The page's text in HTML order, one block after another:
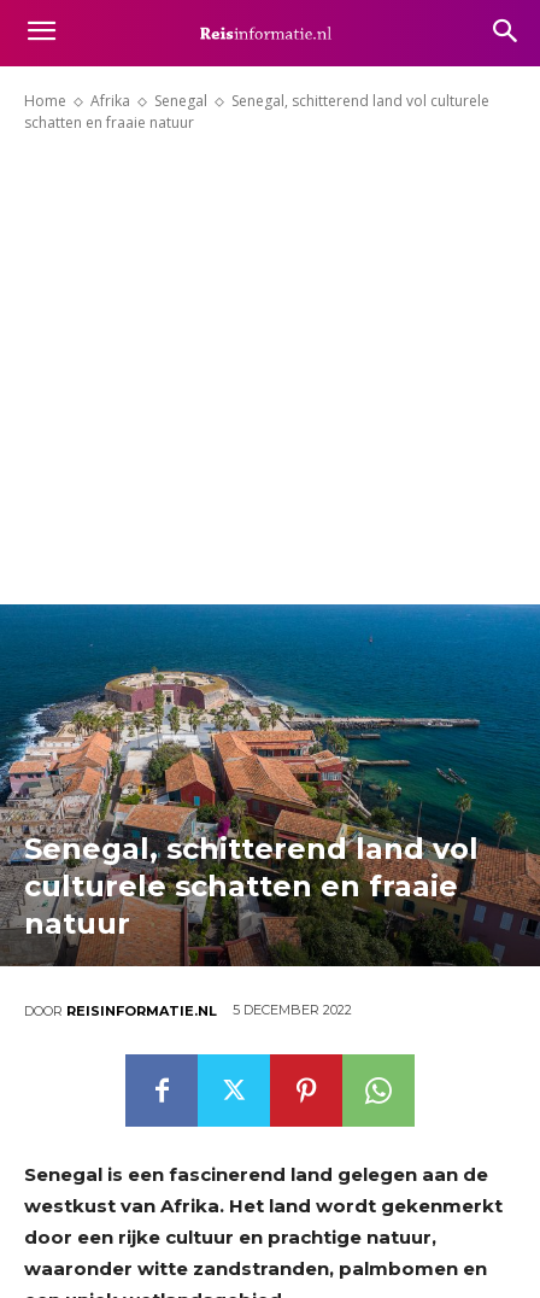
Home Afrika Senegal
Senegal, schitterend land vol culturele
schatten en fraaie natuur
Senegal, schitterend land vol
culturele schatten en fraaie
natuur
DOOR REISINFORMATIE.NL 5 DECEMBER 2022
Senegal is een fascinerend land gelegen aan de
westkust van Afrika. Het land wordt gekenmerkt
door een rijke cultuur en prachtige natuur,
waaronder witte zandstranden, palmbomen en